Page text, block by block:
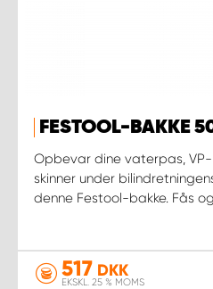
FESTOOL-BAKKE
Opbevar dine vaterpas,
skinner under
denne Festool-bakke. Fås
517 DKK
EKSKL. 25 % MOMS